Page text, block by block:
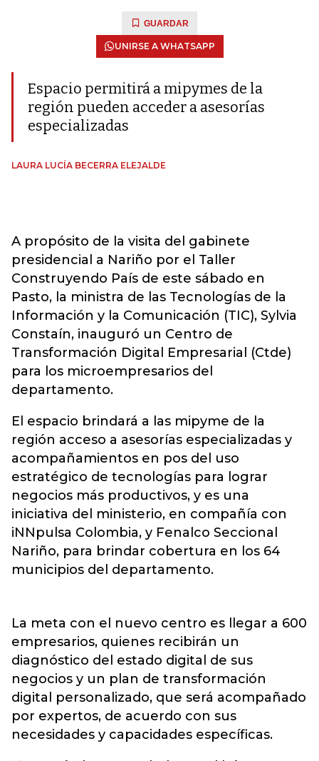
GUARDAR
UNIRSE A WHATSAPP
Espacio permitirá a mipymes de la
región pueden acceder a asesorías
especializadas
LAURA LUCÍA BECERRA ELEJALDE
A propósito de la visita del gabinete
presidencial a Nariño por el Taller
Construyendo País de este sábado en
Pasto, la ministra de las Tecnologías de la
Información y la Comunicación (TIC), Sylvia
Constaín, inauguró un Centro de
Transformación Digital Empresarial (Ctde)
para los microempresarios del
departamento.
El espacio brindará a las mipyme de la
región acceso a asesorías especializadas y
acompañamientos en pos del uso
estratégico de tecnologías para lograr
negocios más productivos, y es una
iniciativa del ministerio, en compañía con
iNNpulsa Colombia, y Fenalco Seccional
Nariño, para brindar cobertura en los 64
municipios del departamento.
La meta con el nuevo centro es llegar a 600
empresarios, quienes recibirán un
diagnóstico del estado digital de sus
negocios y un plan de transformación
digital personalizado, que será acompañado
por expertos, de acuerdo con sus
necesidades y capacidades específicas.